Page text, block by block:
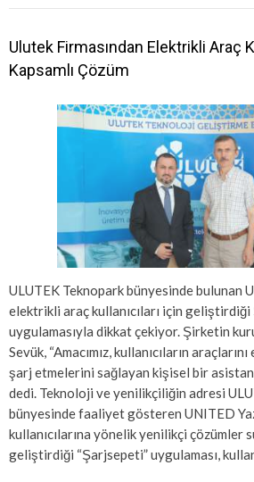
Ulutek Firmasından Elektrikli Araç
Kapsamlı Çözüm
ULUTEK Teknopark bünyesinde bulunan
elektrikli araç kullanıcıları için
uygulamasıyla dikkat çekiyor. Şirketin
Sevük, “Amacımız, kullanıcıların
şarj etmelerini sağlayan kişisel bir
dedi. Teknoloji ve yenilikçiliğin adresi
bünyesinde faaliyet gösteren UNITED
kullanıcılarına yönelik yenilikçi çözümler
geliştirdiği “Şarjsepeti” uygulaması,